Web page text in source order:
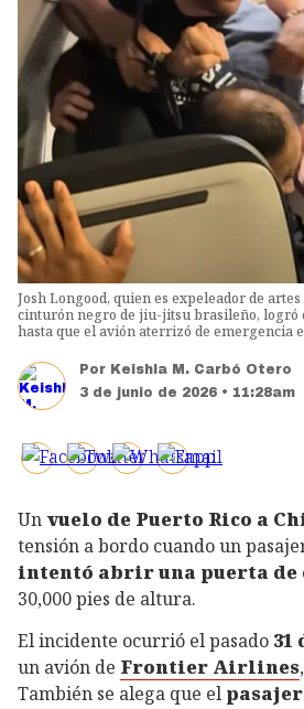
Josh Longood, quien es expeleador de
cinturón negro de jiu-jitsu brasileño, logró
hasta que el avión aterrizó de emergencia
Por Keishla M. Carbó Otero
3 de junio de 2026 • 11:28am
Un vuelo de Puerto Rico a
tensión a bordo cuando un
intentó abrir una puerta de
30,000 pies de altura.
El incidente ocurrió el pasado 31
un avión de Frontier Airlines
También se alega que el